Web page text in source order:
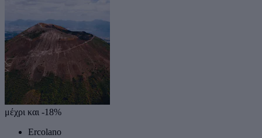
μέχρι και -18%
Ercolano